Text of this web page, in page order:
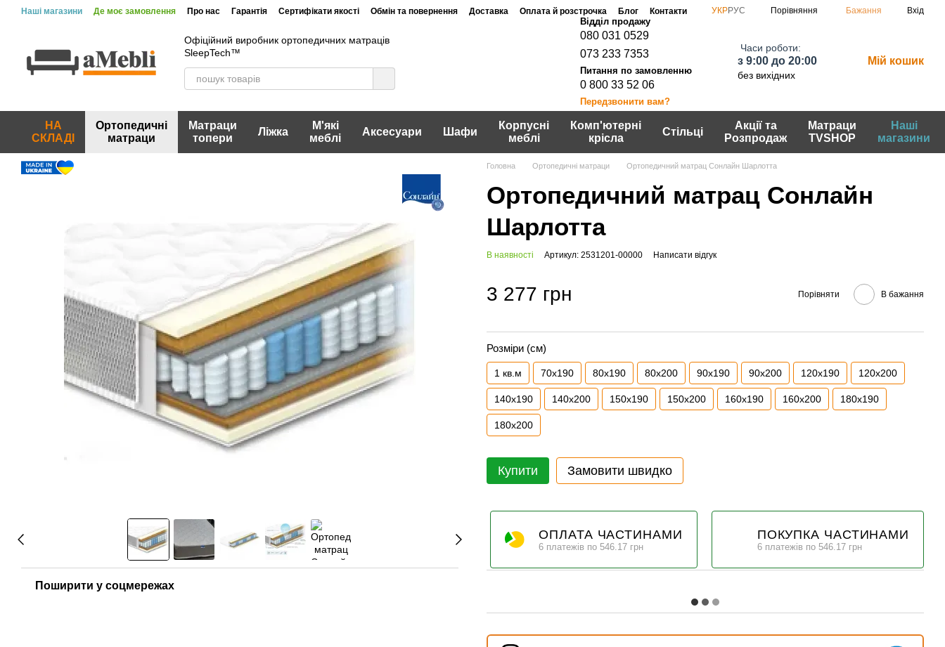
Перейти до основного контенту
Наші магазини Де моє замовлення Про нас Гарантія Сертифікати якості Обмін та повернення Доставка Оплата й розстрочка Блог
Контакти
УКРРУС Порівняння Бажання Вхід
Офіційний виробник ортопедичних матраців
SleepTech™
080 031 0529
073 233 7353
0 800 33 52 06
Передзвонити вам?
Часи роботи:
з 9:00 до 20:00
без вихідних
Мій кошик
НА
СКЛАДІ
Ортопедичні
матраци
Матраци
топери
Ліжка
М'які
меблі
Аксесуари Шафи
Корпусні
меблі
Комп'ютерні
крісла
Стільці
Акції та
Розпродаж
Матраци
TVSHOP
Наші
магазини
Поширити у соцмережах
Головна Ортопедичні матраци Ортопедичний матрац Сонлайн Шарлотта
Ортопедичний матрац Сонлайн
Шарлотта
В наявності Артикул: 2531201-00000 Написати відгук
3 277 грн Порівняти В бажання
Розміри (см)
1 кв.м 70x190 80x190 80x200 90x190 90x200 120x190 120x200
140x190 140x200 150x190 150x200 160x190 160x200 180x190
180x200
Купити Замовити швидко
ОПЛАТА ЧАСТИНАМИ
6 платежів по 546.17 грн
ПОКУПКА ЧАСТИНАМИ
6 платежів по 546.17 грн